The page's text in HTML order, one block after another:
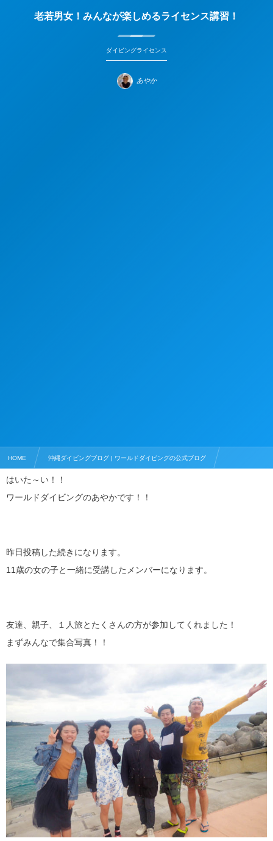
老若男女！みんなが楽しめるライセンス講習！
ダイビングライセンス
あやか
HOME 沖縄ダイビングブログ | ワールドダイビングの公式ブログ
ダイビングライセンス
はいた～い！！
ワールドダイビングのあやかです！！
昨日投稿した続きになります。
11歳の女の子と一緒に受講したメンバーになります。
友達、親子、１人旅とたくさんの方が参加してくれました！
まずみんなで集合写真！！